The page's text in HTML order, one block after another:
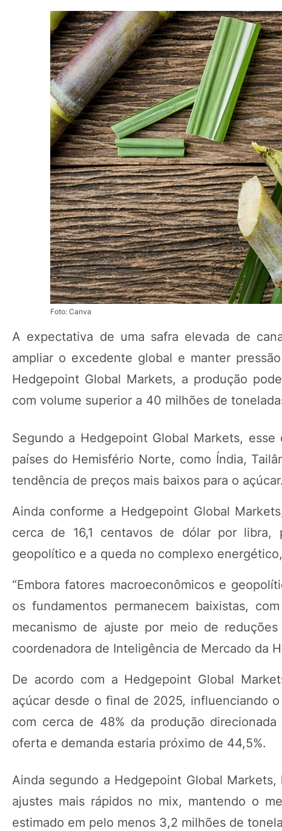
Foto: Canva
A expectativa de uma safra elevada de
ampliar o excedente global e manter
Hedgepoint Global Markets, a produção
com volume superior a 40 milhões de
Segundo a Hedgepoint Global Markets,
países do Hemisfério Norte, como Índia,
tendência de preços mais baixos para o açúcar.
Ainda conforme a Hedgepoint Global
cerca de 16,1 centavos de dólar por
geopolítico e a queda no complexo
“Embora fatores macroeconômicos e
os fundamentos permanecem baixistas,
mecanismo de ajuste por meio de
coordenadora de Inteligência de Mercado da
De acordo com a Hedgepoint Global
açúcar desde o final de 2025, influenciando
com cerca de 48% da produção
oferta e demanda estaria próximo de 44,5%.
Ainda segundo a Hedgepoint Global
ajustes mais rápidos no mix, mantendo o
estimado em pelo menos 3,2 milhões de